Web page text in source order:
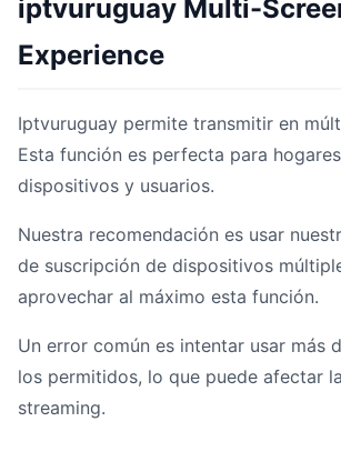
iptvuruguay Multi-
Experience
Iptvuruguay permite transmitir en
Esta función es perfecta para
dispositivos y usuarios.
Nuestra recomendación es usar
de suscripción de dispositivos
aprovechar al máximo esta función.
Un error común es intentar usar más
los permitidos, lo que puede afectar
streaming.